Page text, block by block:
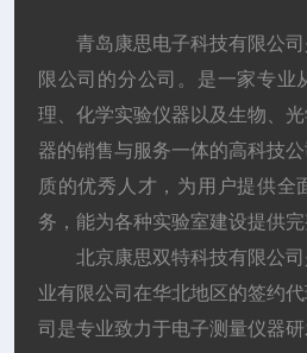
青岛康思电子科技有限公
限公司的分公司。是一家专业
理、化学实验仪器以及生物、
器的销售与服务一体的高科技
质的优秀人才，为用户提供全
务，能为各种实验室建设提供完
北京康思双特科技有限公
业有限公司在华北地区的签约
司是专业致力于电子测量仪器